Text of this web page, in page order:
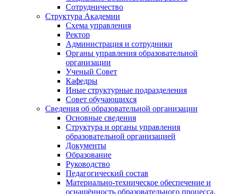
Сотрудничество
Структура Академии
Схема управления
Ректор
Администрация и сотрудники
Органы управления образовательной
организации
Ученый Совет
Кафедры
Иные структурные подразделения
Совет обучающихся
Сведения об образовательной организации
Основные сведения
Структура и органы управления
образовательной организацией
Документы
Образование
Руководство
Педагогический состав
Материально-техническое обеспечение и
оснащённость образовательного процесса.